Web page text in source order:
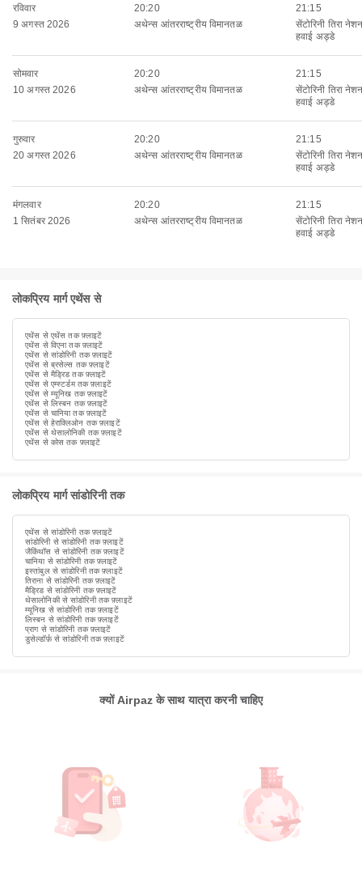
रविवार
9 अगस्त 2026
20:20
अथेन्स आंतरराष्ट्रीय विमानतळ
21:15
सेंटोरिनी तिरा
हवाई अड्डे
सोमवार
10 अगस्त 2026
20:20
अथेन्स आंतरराष्ट्रीय विमानतळ
21:15
सेंटोरिनी तिरा
हवाई अड्डे
गुरुवार
20 अगस्त 2026
20:20
अथेन्स आंतरराष्ट्रीय विमानतळ
21:15
सेंटोरिनी तिरा
हवाई अड्डे
मंगलवार
1 सितंबर 2026
20:20
अथेन्स आंतरराष्ट्रीय विमानतळ
21:15
सेंटोरिनी तिरा
हवाई अड्डे
लोकप्रिय मार्ग एथेंस से
एथेंस से एथेंस तक फ़्लाइटें
एथेंस से विएना तक फ़्लाइटें
एथेंस से सांडोरिनी तक फ़्लाइटें
एथेंस से ब्रसेल्स तक फ़्लाइटें
एथेंस से मैड्रिड तक फ़्लाइटें
एथेंस से एम्स्टर्डम तक फ़्लाइटें
एथेंस से म्यूनिख तक फ़्लाइटें
एथेंस से लिस्बन तक फ़्लाइटें
एथेंस से चानिया तक फ़्लाइटें
एथेंस से हेराक्लिओन तक फ़्लाइटें
एथेंस से थेसालोनिकी तक फ़्लाइटें
एथेंस से कोस तक फ़्लाइटें
लोकप्रिय मार्ग सांडोरिनी तक
एथेंस से सांडोरिनी तक फ़्लाइटें
सांडोरिनी से सांडोरिनी तक फ़्लाइटें
जैकिंथॉस से सांडोरिनी तक फ़्लाइटें
चानिया से सांडोरिनी तक फ़्लाइटें
इस्तांबुल से सांडोरिनी तक फ़्लाइटें
तिराना से सांडोरिनी तक फ़्लाइटें
मैड्रिड से सांडोरिनी तक फ़्लाइटें
थेसालोनिकी से सांडोरिनी तक फ़्लाइटें
म्यूनिख से सांडोरिनी तक फ़्लाइटें
लिस्बन से सांडोरिनी तक फ़्लाइटें
प्राग से सांडोरिनी तक फ़्लाइटें
डुसेल्डॉर्फ़ से सांडोरिनी तक फ़्लाइटें
क्यों Airpaz के साथ यात्रा करनी चाहिए